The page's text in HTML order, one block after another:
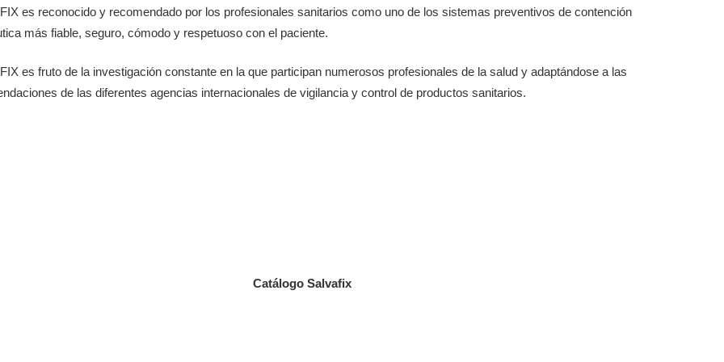
es reconocido y recomendado por los profesionales sanitarios como uno de los sistemas preventivos de contención
más fiable, seguro, cómodo y respetuoso con el paciente.
es fruto de la investigación constante en la que participan numerosos profesionales de la salud y adaptándose a las
de las diferentes agencias internacionales de vigilancia y control de productos sanitarios.
Catálogo Salvafix